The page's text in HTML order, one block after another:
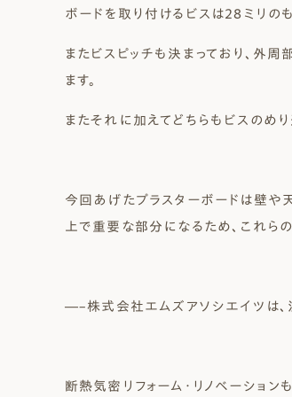
ボードを取り付けるビスは28ミリの
またビスピッチも決まっており、外
ます。
またそれに加えてどちらもビスのめ
今回あげたプラスターボードは壁や
上で重要な部分になるため、これら
―–株式会社エムズアソシエイツは
断熱気密リフォーム・リノベーション